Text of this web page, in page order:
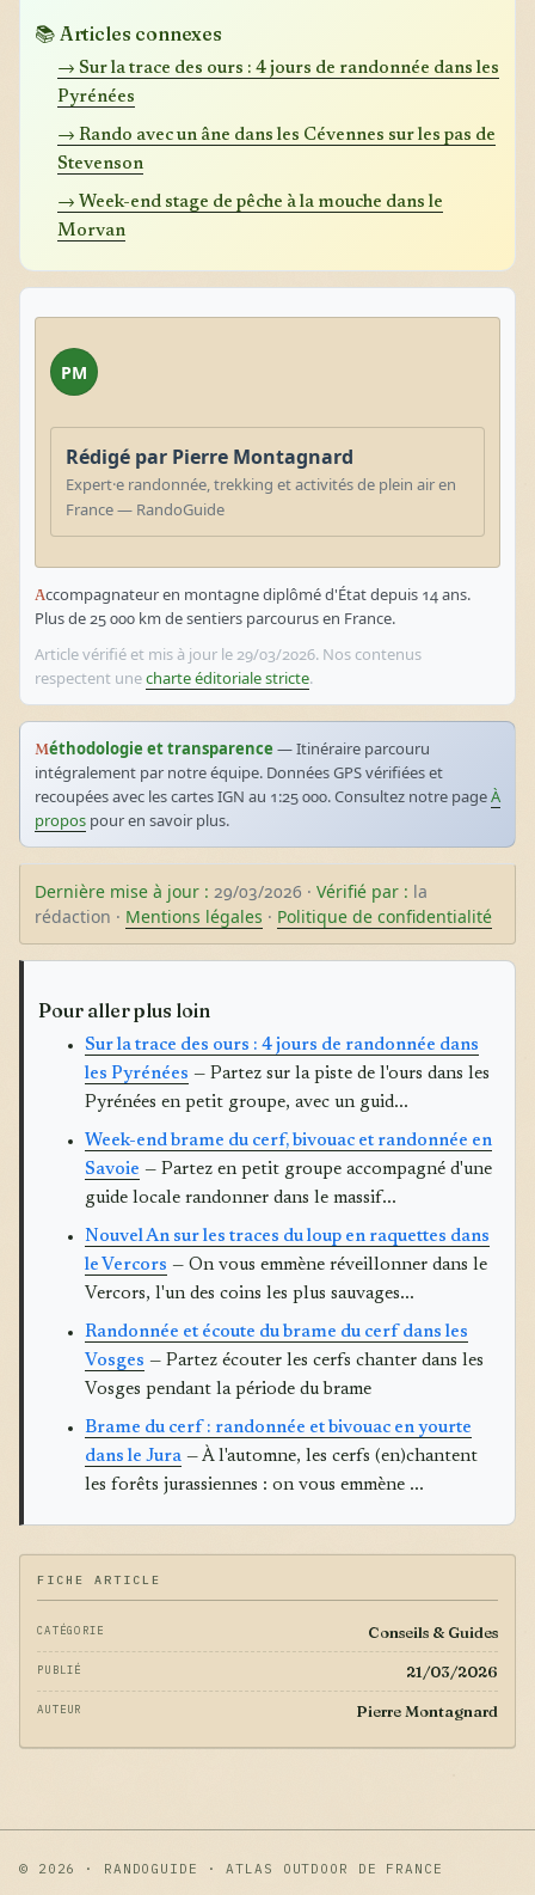
📚 Articles connexes
→ Sur la trace des ours : 4 jours de randonnée dans les
Pyrénées
→ Rando avec un âne dans les Cévennes sur les pas de
Stevenson
→ Week-end stage de pêche à la mouche dans le
Morvan
PM
Rédigé par Pierre Montagnard
Expert·e randonnée, trekking et activités de plein air en
France — RandoGuide
Accompagnateur en montagne diplômé d'État depuis 14 ans.
Plus de 25 000 km de sentiers parcourus en France.
Article vérifié et mis à jour le 29/03/2026. Nos contenus
respectent unecharte éditoriale stricte.
Méthodologie et transparence — Itinéraire parcouru
intégralement par notre équipe. Données GPS vérifiées et
recoupées avec les cartes IGN au 1:25 000. Consultez notre pageÀ
propos pour en savoir plus.
Dernière mise à jour : 29/03/2026 · Vérifié par : la
rédaction · Mentions légales · Politique de confidentialité
Pour aller plus loin
Sur la trace des ours : 4 jours de randonnée dans
les Pyrénées — Partez sur la piste de l'ours dans les
Pyrénées en petit groupe, avec un guid...
Week-end brame du cerf, bivouac et randonnée en
Savoie — Partez en petit groupe accompagné d'une
guide locale randonner dans le massif...
Nouvel An sur les traces du loup en raquettes dans
le Vercors — On vous emmène réveillonner dans le
Vercors, l'un des coins les plus sauvages...
Randonnée et écoute du brame du cerf dans les
Vosges — Partez écouter les cerfs chanter dans les
Vosges pendant la période du brame
Brame du cerf : randonnée et bivouac en yourte
dans le Jura — À l'automne, les cerfs (en)chantent
les forêts jurassiennes : on vous emmène ...
FICHE ARTICLE
CATÉGORIE Conseils & Guides
PUBLIÉ 21/03/2026
AUTEUR Pierre Montagnard
© 2026 · RANDOGUIDE · ATLAS OUTDOOR DE FRANCE